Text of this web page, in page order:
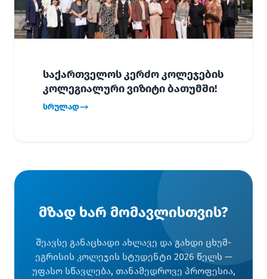
საქართველოს კერძო კოლეჯების
კოლეგიალური ვიზიტი ბათუმში!
სრულად
მზად ხარ მომავლისთვის?
შეავსე განაცხადი ახლავე და გახდი ცხუმ-
ეგრისის კოლეჯის სტუდენტი 2026 წელს —
უფასო სწავლება, თანამედროვე პროფესია,